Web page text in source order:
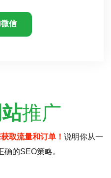
信
站推广
取流量和订单！ 说明你从一
的SEO策略。